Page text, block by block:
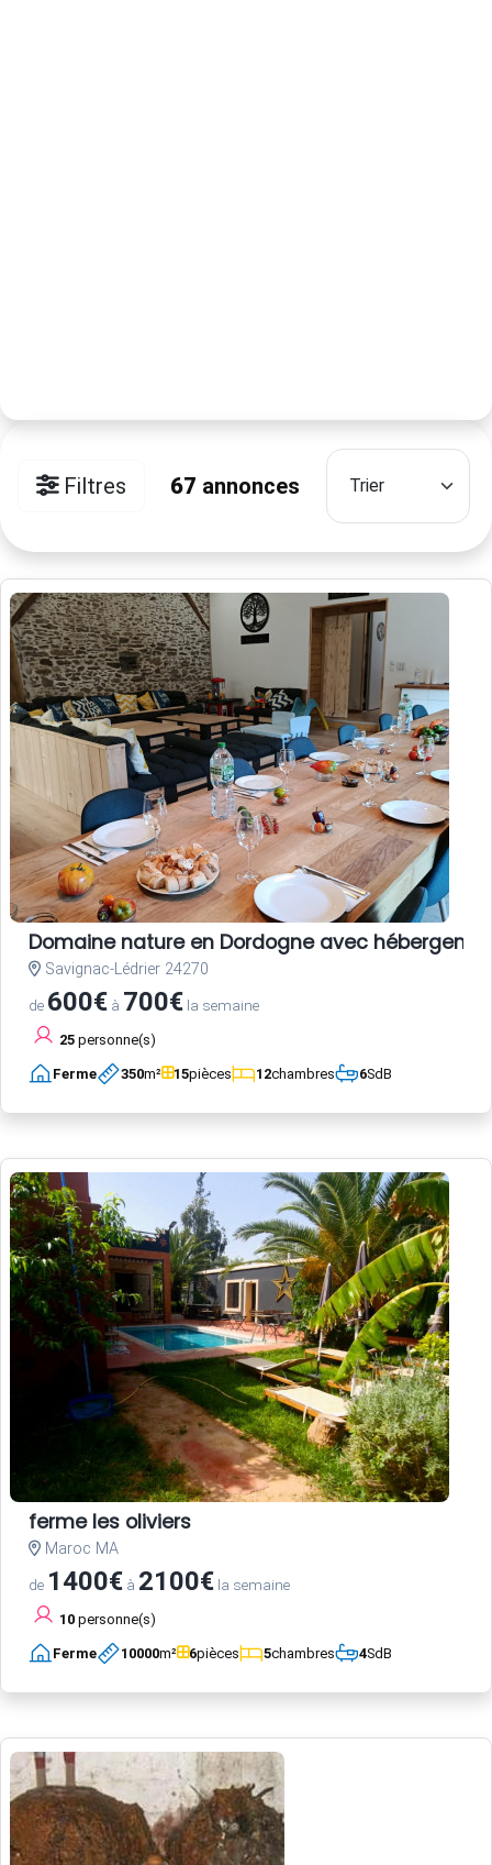
Filtres 67 annonces
Domaine nature en Dordogne avec
Savignac-Lédrier 24270
de 600€ à 700€ la semaine
25 personne(s)
Ferme 350m² 15pièces 12chambres 6SdB
ferme les oliviers
Maroc MA
de 1400€ à 2100€ la semaine
10 personne(s)
Ferme 10000m² 6pièces 5chambres 4SdB